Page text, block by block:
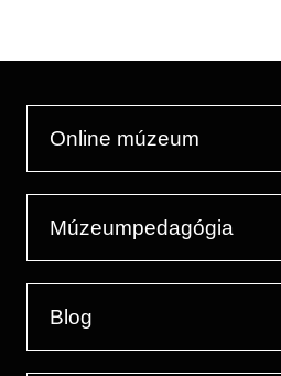
Online múzeum
Múzeumpedagógia
Blog